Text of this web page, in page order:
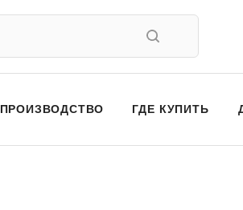
ПРОИЗВОДСТВО ГДЕ КУПИТЬ